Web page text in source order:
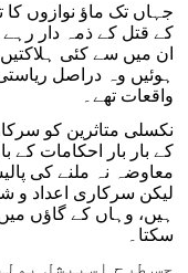
جہاں تک ماؤ نوازوں
کے قتل کے ذمہ دار
ان میں سے کئی
ہوئیں وہ دراصل
واقعات تھے۔
نکسلی متاثرین کو
کے بار بار احکامات کے
معاوضہ نہ ملنے کی
لیکن سرکاری اعداد و
ہیں، وہاں کے گاؤں
سکتا۔
جس طرح اسپیشل